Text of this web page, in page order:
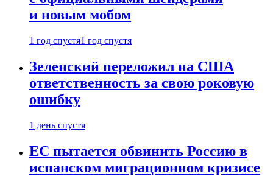
и новым мобом
1 год спустя1 год спустя
Зеленский переложил на США
ответственность за свою роковую
ошибку
1 день спустя
ЕС пытается обвинить Россию в
испанском миграционном кризисе